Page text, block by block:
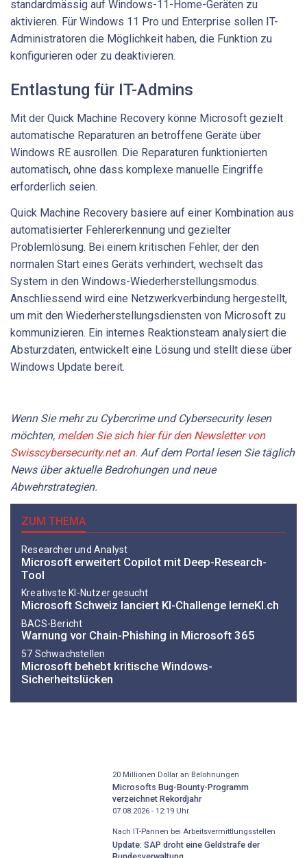
standardmässig auf Windows-11-Home-Geräten zu
aktivieren. Für Windows 11 Pro und Enterprise sollen IT-
Administratoren die Möglichkeit haben, die Funktion zu
konfigurieren oder zu deaktivieren.
Entlastung für IT-Admins
Mit der Quick Machine Recovery könne Microsoft gezielt
automatische Reparaturen an betroffene Geräte über
Windows RE ausrollen. Die Reparaturen funktionierten
automatisch, ohne dass komplexe manuelle Eingriffe
erforderlich seien.
Quick Machine Recovery basiere auf einer Kombination aus
automatisierter Fehlererkennung und gezielter
Problemlösung. Bei einem kritischen Fehler, der den
normalen Start eines Geräts verhindert, wechselt das
System in den Windows-Wiederherstellungsmodus.
Anschliessend wird eine Netzwerkverbindung hergestellt,
um mit den Wiederherstellungsdiensten von Microsoft zu
kommunizieren. Ein internes Reaktionsteam analysiert die
Absturzdaten, entwickelt eine Lösung und stellt diese über
Windows Update bereit.
Wenn Sie mehr zu Cybercrime und Cybersecurity lesen
möchten, melden Sie sich hier für den Newsletter von
Swisscybersecurity.net an. Auf dem Portal lesen Sie täglich
News über aktuelle Bedrohungen und neue
Abwehrstrategien.
ZUM THEMA
Researcher und Analyst
Microsoft erweitert Copilot mit Deep-Research-
Tool
Kreativste KI-Nutzer gesucht
Microsoft Schweiz lanciert KI-Challenge lerneKI.ch
BACS-Bericht
Warnung vor Chain-Phishing in Microsoft 365
57 Schwachstellen
Microsoft behebt kritische Windows-
Sicherheitslücken
20 Millionen Dollar an Belohnungen
Microsofts Bug-Bounty-Programm
verzeichnet Rekordjahr
07.08.2026 - 12:19Uhr
Nach IT-Pannen bei Arbeitsvermittlungsstellen
Update: SAP droht eine Geldstrafe der